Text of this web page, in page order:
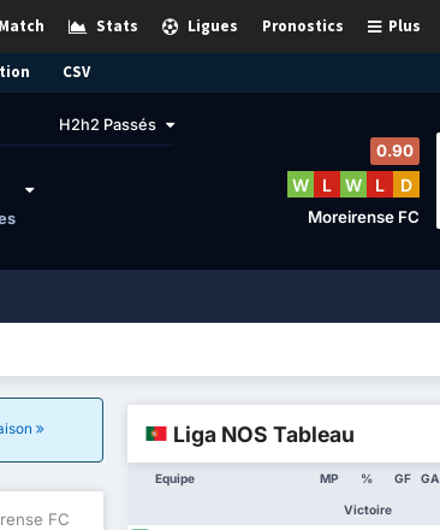
Plus
Pronostics
Ligues
Stats
CSV
H2h2 Passés
0.90
W L W L D
Moreirense FC
FC
Liga NOS Tableau
Equipe MP %
Victoire
GF GA